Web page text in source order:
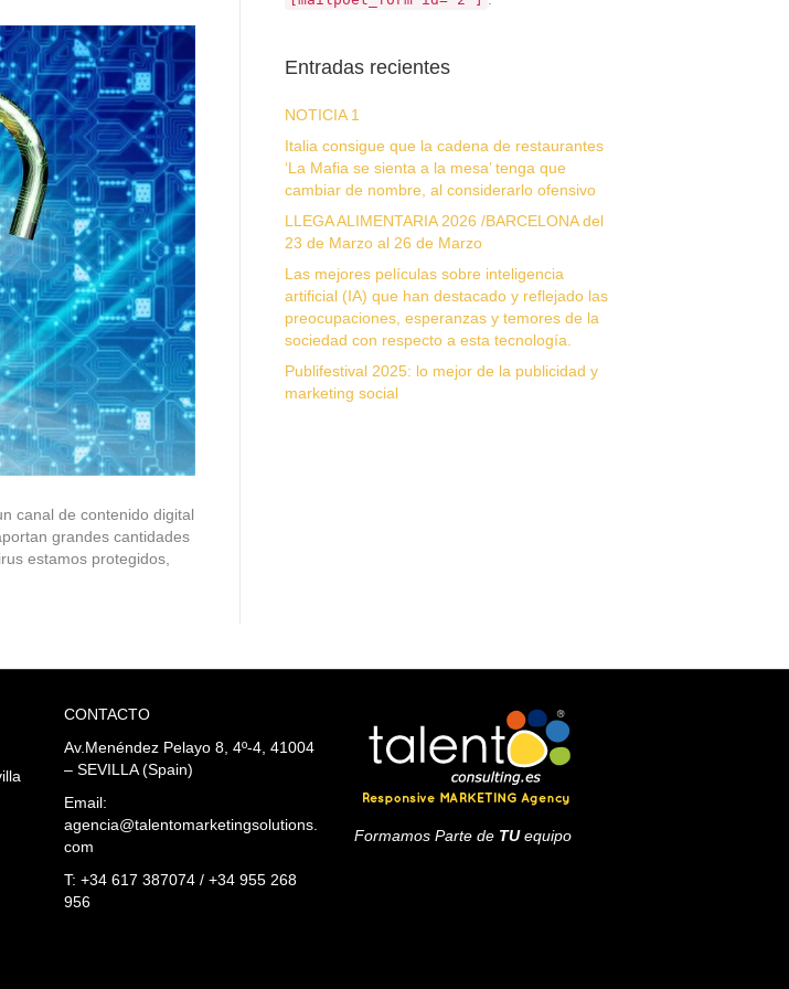
canal de contenido digital
grandes cantidades
estamos protegidos,
Entradas recientes
NOTICIA 1
Italia consigue que la cadena de restaurantes
‘La Mafia se sienta a la mesa’ tenga que
cambiar de nombre, al considerarlo ofensivo
LLEGA ALIMENTARIA 2026 /BARCELONA del
23 de Marzo al 26 de Marzo
Las mejores películas sobre inteligencia
artificial (IA) que han destacado y reflejado las
preocupaciones, esperanzas y temores de la
sociedad con respecto a esta tecnología.
Publifestival 2025: lo mejor de la publicidad y
marketing social
CONTACTO
Av.Menéndez Pelayo 8, 4º-4, 41004
– SEVILLA (Spain)
Email:
agencia@talentomarketingsolutions.
com
T: +34 617 387074 / +34 955 268
956
Formamos Parte de TUequipo